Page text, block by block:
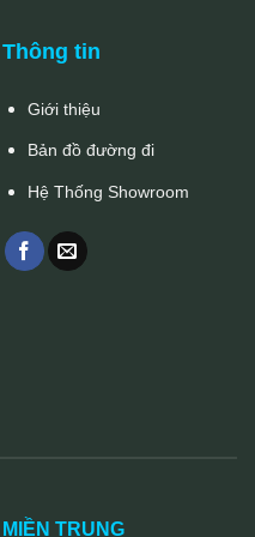
Thông tin
Giới thiệu
Bản đồ đường đi
Hệ Thống Showroom
MIỀN TRUNG